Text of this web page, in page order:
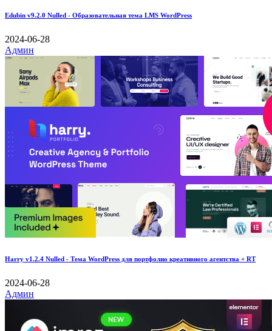
Edubin v9.2.0 Nulled - Образовательная тема LMS WordPress
2024-06-28
Админ
Harry v1.2.4 Nulled - Тема WordPress для портфолио креативного агентства + RT
2024-06-28
Админ